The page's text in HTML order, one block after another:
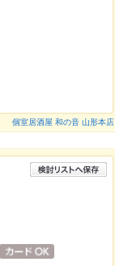
個室居酒屋 和の音 山形本店